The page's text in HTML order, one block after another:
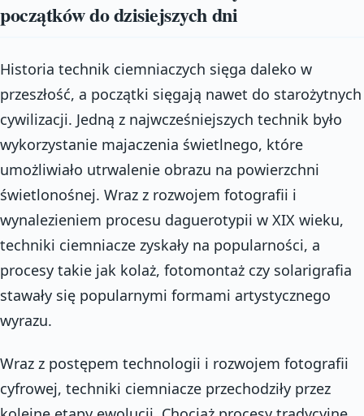
początków do dzisiejszych dni
Historia technik ciemniaczych sięga daleko w
przeszłość, a początki sięgają nawet do starożytnych
cywilizacji. Jedną z najwcześniejszych technik było
wykorzystanie majaczenia świetlnego, które
umożliwiało utrwalenie obrazu na powierzchni
świetlonośnej. Wraz z rozwojem fotografii i
wynalezieniem procesu daguerotypii w XIX wieku,
techniki ciemniacze zyskały na popularności, a
procesy takie jak kolaż, fotomontaż czy solarigrafia
stawały się popularnymi formami artystycznego
wyrazu.
Wraz z postępem technologii i rozwojem fotografii
cyfrowej, techniki ciemniacze przechodziły przez